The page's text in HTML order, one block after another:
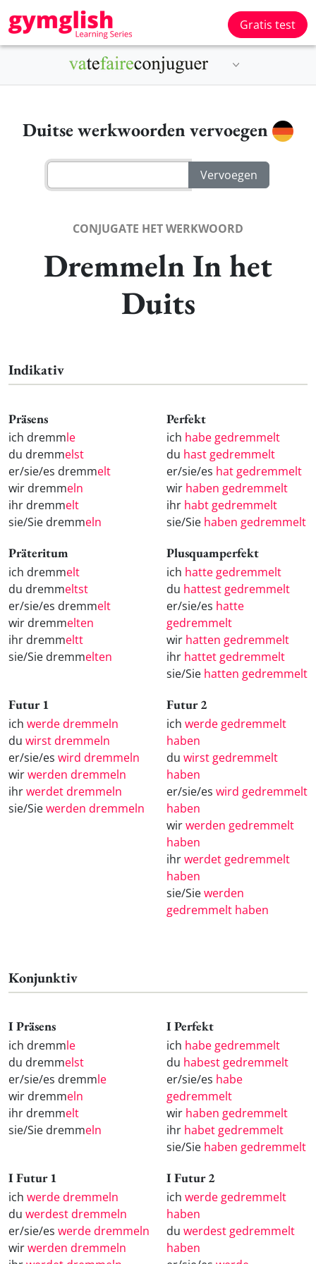
Gratis test
Duitse werkwoorden vervoegen
CONJUGATE HET WERKWOORD
Dremmeln In het
Duits
Indikativ
Präsens
ich dremmle
du dremmelst
er/sie/es dremmelt
wir dremmeln
ihr dremmelt
sie/Sie dremmeln
Perfekt
ich habe gedremmelt
du hast gedremmelt
er/sie/es hat gedremmelt
wir haben gedremmelt
ihr habt gedremmelt
sie/Sie haben gedremmelt
Präteritum
ich dremmelt
du dremmeltst
er/sie/es dremmelt
wir dremmelten
ihr dremmeltt
sie/Sie dremmelten
Plusquamperfekt
ich hatte gedremmelt
du hattest gedremmelt
er/sie/es hatte
gedremmelt
wir hatten gedremmelt
ihr hattet gedremmelt
sie/Sie hatten gedremmelt
Futur 1
ich werde dremmeln
du wirst dremmeln
er/sie/es wird dremmeln
wirwerden dremmeln
ihrwerdet dremmeln
sie/Siewerden dremmeln
Futur 2
ich werde gedremmelt
haben
du wirst gedremmelt
haben
er/sie/es wird gedremmelt
haben
wirwerden gedremmelt
haben
ihrwerdet gedremmelt
haben
sie/Siewerden
gedremmelt haben
Konjunktiv
I Präsens
ich dremmle
du dremmelst
er/sie/es dremmle
wir dremmeln
ihr dremmelt
sie/Sie dremmeln
I Perfekt
ich habe gedremmelt
du habest gedremmelt
er/sie/es habe
gedremmelt
wir haben gedremmelt
ihr habet gedremmelt
sie/Sie haben gedremmelt
I Futur 1
ich werde dremmeln
du werdest dremmeln
er/sie/es werde dremmeln
wirwerden dremmeln
I Futur 2
ich werde gedremmelt
haben
du werdest gedremmelt
haben